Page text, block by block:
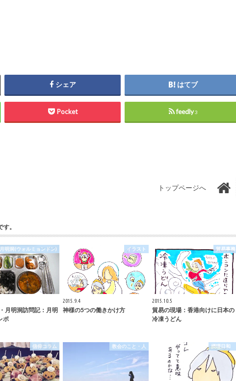
シェア はてブ
Pocket feedly3
トップページへ
。
月明洞(ウォルミョンドン)
月明洞訪問記：月明
ポ
イラスト
2015.9.4
神様の5つの働きかけ方
貿易事務
2015.10.5
貿易の現場：香港向けに日本の
冷凍うどん
信仰コラム 教会のこと・人 摂理日和